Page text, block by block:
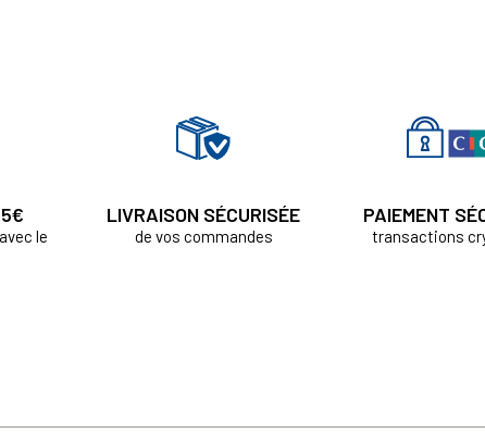
le
LIVRAISON SÉCURISÉE
de vos commandes
PAIEMENT
transactions